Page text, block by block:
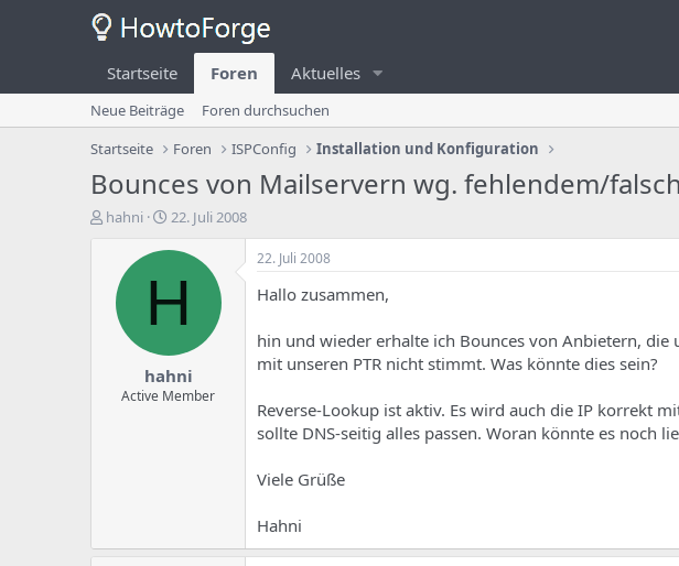
Startseite Foren Aktuelles
Neue Beiträge
Foren durchsuchen
Startseite
Foren ISPConfig Installation und Konfiguration
Bounces von Mailservern wg. fehlendem/
E
s
hahni
E
s
e
u
n
g
22. Juli 2008
H
hahni
Active Member
22. Juli 2008
Hallo zusammen,
hin und wieder erhalte ich Bounces von Anbietern,
mit unseren PTR nicht stimmt. Was könnte dies sein?
Reverse-Lookup ist aktiv. Es wird auch die IP korrekt
sollte DNS-seitig alles passen. Woran könnte es noch
Viele Grüße
Hahni